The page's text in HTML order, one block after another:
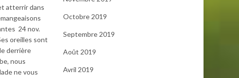
atterrir dans
24 nov.
oreilles sont
derrière
nous
ne vous
Octobre 2019
Septembre 2019
Août 2019
Avril 2019